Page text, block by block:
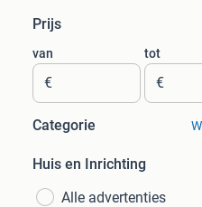
Prijs
van
€
tot
€
Categorie
Huis en Inrichting
Alle advertenties